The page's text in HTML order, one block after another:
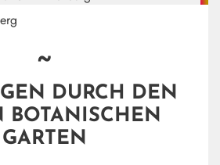
~
DURCH DEN
BOTANISCHEN
GARTEN